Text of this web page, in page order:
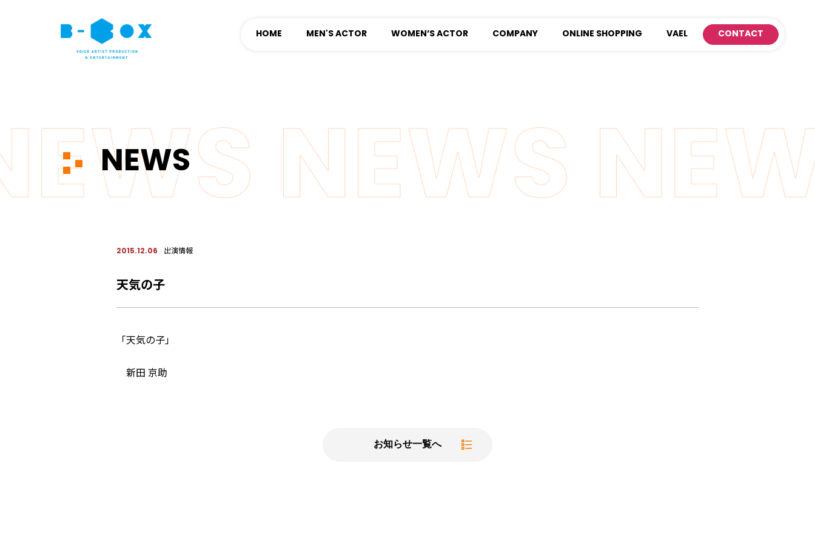
HOME MEN'S ACTOR WOMEN’S ACTOR COMPANY ONLINE SHOPPING VAEL CONTACT
NEWS
2015.12.06 出演情報
天気の子
「天気の子」
新田 京助
お知らせ一覧へ